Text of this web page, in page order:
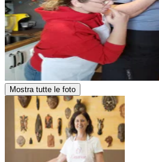
Mostra tutte le foto